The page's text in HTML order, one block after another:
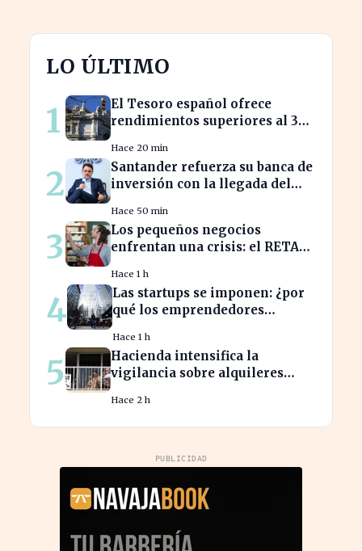
LO ÚLTIMO
1
El Tesoro español ofrece
rendimientos superiores al 3%
Hace 20 min
2
Santander refuerza su banca de
inversión con la llegada del
Hace 50 min
3
Los pequeños negocios
enfrentan una crisis: el RETA
Hace 1 h
4
Las startups se imponen: ¿por
qué los emprendedores
rezagados?
Hace 1 h
5
Hacienda intensifica la
vigilancia sobre alquileres
fraude
Hace 2 h
PUBLICIDAD